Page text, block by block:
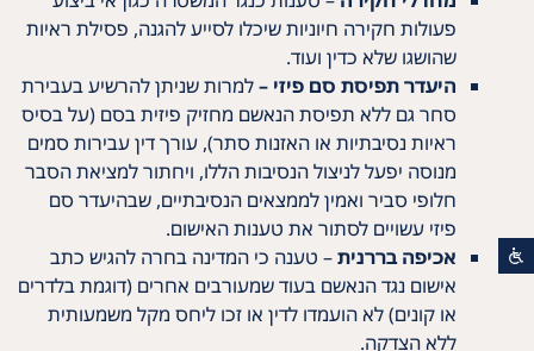
פעולות חקירה חיוניות שיכלו לסייע להגנה, פסילת ראיות
שהושגו שלא כדין ועוד.
היעדר תפיסת סם פיזי –למרות שניתן להרשיע בעבירת
סחר גם ללא תפיסת הנאשם מחזיק פיזית בסם (על בסיס
ראיות נסיבתיות או האזנות סתר), עורך דין עבירות סמים
מנוסה יפעל לניצול הנסיבות הללו, ויחתור למציאת הסבר
חלופי סביר ואמין לממצאים הנסיבתיים, שבהיעדר סם
פיזי עשויים לסתור את טענות האישום.
אכיפה בררנית– טענה כי המדינה בחרה להגיש כתב
אישום נגד הנאשם בעוד שמעורבים אחרים (דוגמת בלדרים
או קונים) לא הועמדו לדין או זכו ליחס מקל משמעותית
ללא הצדקה.